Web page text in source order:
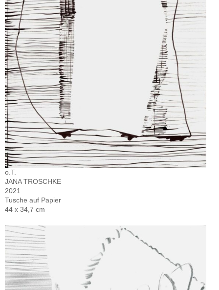
o.T.
JANA TROSCHKE
2021
Tusche auf Papier
44 x 34,7 cm